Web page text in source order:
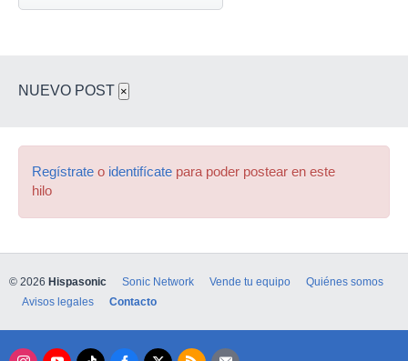
NUEVO POST ×
Regístrate o identifícate para poder postear en este
hilo
© 2026 Hispasonic Sonic Network Vende tu equipo
Quiénes somos
Avisos legales
Contacto